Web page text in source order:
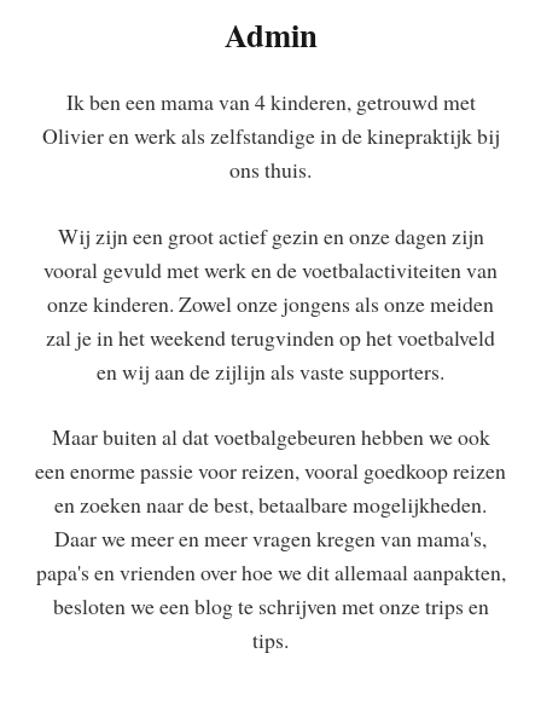
Admin
Ik ben een mama van 4 kinderen, getrouwd met
Olivier en werk als zelfstandige in de kinepraktijk bij
ons thuis.
Wij zijn een groot actief gezin en onze dagen zijn
vooral gevuld met werk en de voetbalactiviteiten van
onze kinderen. Zowel onze jongens als onze meiden
zal je in het weekend terugvinden op het voetbalveld
en wij aan de zijlijn als vaste supporters.
Maar buiten al dat voetbalgebeuren hebben we ook
een enorme passie voor reizen, vooral goedkoop reizen
en zoeken naar de best, betaalbare mogelijkheden.
Daar we meer en meer vragen kregen van mama's,
papa's en vrienden over hoe we dit allemaal aanpakten,
besloten we een blog te schrijven met onze trips en
tips.